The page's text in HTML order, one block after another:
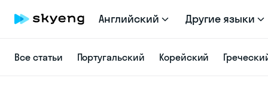
Английский Другие языки
Все статьи Португальский Корейский